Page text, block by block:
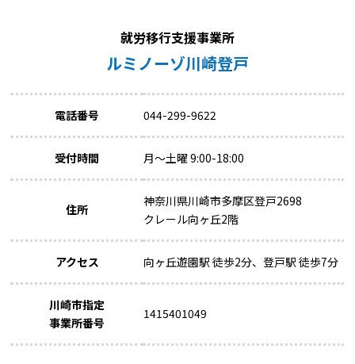
就労移行支援事業所
ルミノーゾ川崎登戸
電話番号 044-299-9622
受付時間 月～土曜 9:00-18:00
住所
神奈川県川崎市多摩区登戸2698
クレール向ヶ丘2階
アクセス 向ヶ丘遊園駅 徒歩2分、登戸駅 徒歩7分
川崎市指定
事業所番号
1415401049